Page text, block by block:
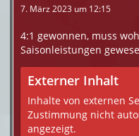
7. März 2023 um 12:15
4:1 gewonnen, muss
Saisonleistungen
Externer Inhalt
Inhalte von externen
Zustimmung nicht
angezeigt.